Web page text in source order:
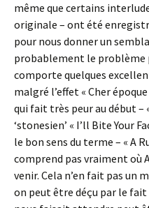
même que certains
originale – ont été
pour nous donner un
probablement le problème
comporte quelques
malgré l’effet « Cher
qui fait très peur au début –
‘stonesien’ « I’ll Bite Your
le bon sens du terme – « A
comprend pas vraiment où
venir. Cela n’en fait pas un
on peut être déçu par le fait